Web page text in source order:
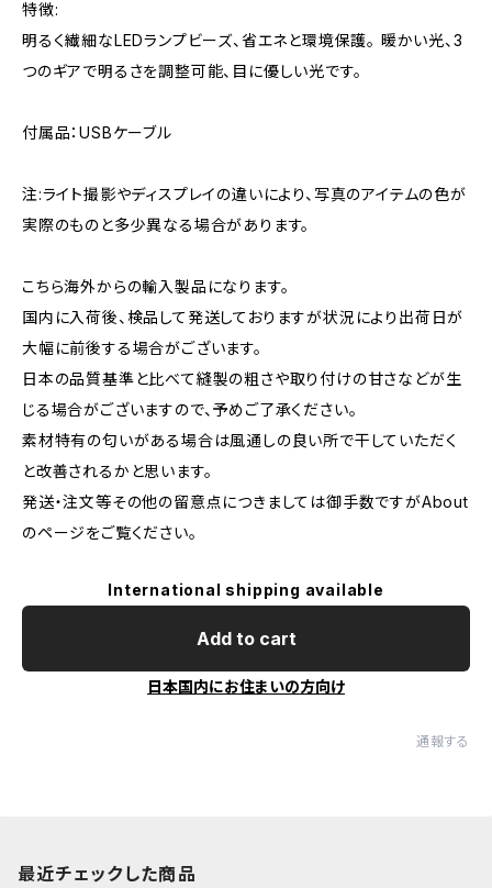
特徴:
明るく繊細なLEDランプビーズ、省エネと環境保護。 暖かい光、3
つのギアで明るさを調整可能、目に優しい光です。
付属品：USBケーブル
注:ライト撮影やディスプレイの違いにより、写真のアイテムの色が
実際のものと多少異なる場合があります。
こちら海外からの輸入製品になります。
国内に入荷後、検品して発送しておりますが状況により出荷日が
大幅に前後する場合がございます。
日本の品質基準と比べて縫製の粗さや取り付けの甘さなどが生
じる場合がございますので、予めご了承ください。
素材特有の匂いがある場合は風通しの良い所で干していただく
と改善されるかと思います。
発送・注文等その他の留意点につきましては御手数ですがAbout
のページをご覧ください。
International shipping available
Add to cart
日本国内にお住まいの方向け
通報する
最近チェックした商品